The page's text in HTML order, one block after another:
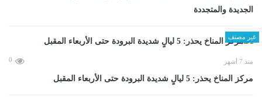
الجديدة والمتجددة
غير مصنف
منذ 7 أشهر 0
مركز المناخ يحذر: 5 ليالٍ شديدة البرودة حتى الأربعاء المقبل